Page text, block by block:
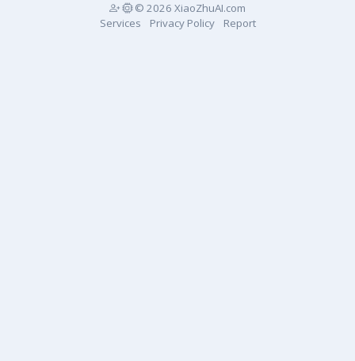
© 2026 XiaoZhuAI.com
Services
Privacy Policy Report